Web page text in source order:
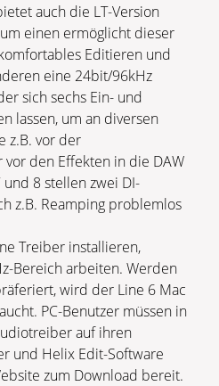
auch die LT-Version
einen ermöglicht dieser
Editieren und
eine 24bit/96kHz
sich sechs Ein- und
lassen, um an diversen
z.B. vor der
den Effekten in die DAW
8 stellen zwei DI-
z.B. Reamping problemlos
Treiber installieren,
Bereich arbeiten. Werden
wird der Line 6 Mac
PC-Benutzer müssen in
auf ihren
und Helix Edit-Software
zum Download bereit.